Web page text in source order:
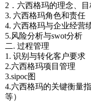
2．六西格玛的理念、目
3. 六西格玛角色和责任
4. 六西格玛与企业经营
5.风险分析与swot分析
二. 过程管理
1. 识别与转化客户要求
2.六西格玛项目管理
3.sipoc图
4.六西格玛的关键衡量
等）